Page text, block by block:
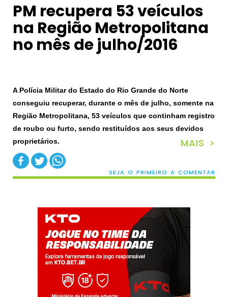
PM recupera 53 veículos
na Região Metropolitana
no mês de julho/2016
A Polícia Militar do Estado do Rio Grande do Norte
conseguiu recuperar, durante o mês de julho, somente na
Região Metropolitana, 53 veículos que continham registro
de roubo ou furto, sendo restituídos aos seus devidos
proprietários.
MAIS >
SEJA O PRIMEIRO A COMENTAR